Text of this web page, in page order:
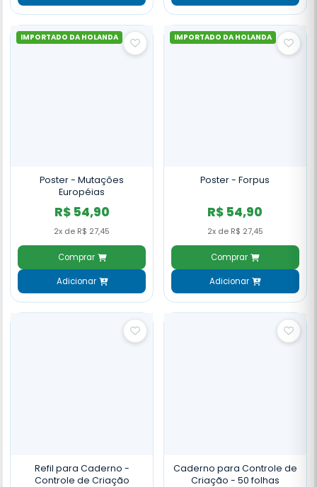
IMPORTADO DA HOLANDA
Poster - Mutações
Européias
R$ 54,90
2x de R$ 27,45
Comprar
Adicionar
IMPORTADO DA HOLANDA
Poster - Forpus
R$ 54,90
2x de R$ 27,45
Comprar
Adicionar
Refil para Caderno -
Controle de Criação
Caderno para Controle de
Criação - 50 folhas